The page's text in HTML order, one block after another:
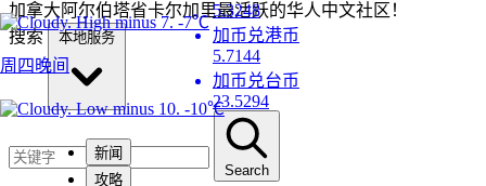
-7℃
周四晚间
-10℃
5.3248
加币兑港币
5.7144
加币兑台币
23.5294
加拿大阿尔伯塔省卡尔加里最活跃的华人中文社区！
搜索
新闻
攻略
Search